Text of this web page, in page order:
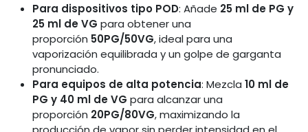
Para dispositivos tipo POD: Añade 25 ml de PG y
25 ml de VG para obtener una
proporción 50PG/50VG, ideal para una
vaporización equilibrada y un golpe de garganta
pronunciado.
Para equipos de alta potencia: Mezcla 10 ml de
PG y 40 ml de VG para alcanzar una
proporción 20PG/80VG, maximizando la